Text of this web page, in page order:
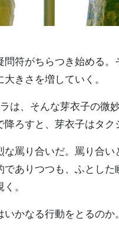
符がちらつき始める。
きさを増していく。
は、そんな芽衣子の微
ろすと、芽衣子はタク
罵り合いだ。罵り合
ありつつも、ふとし
。
かなる行動をとるの